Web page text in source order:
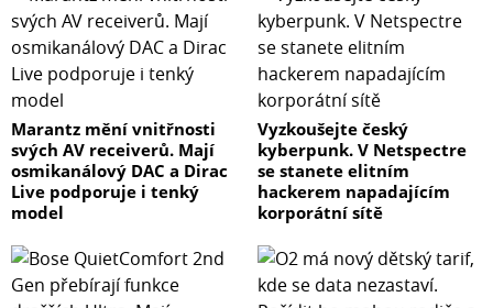
Marantz mění vnitřnosti
svých AV receiverů. Mají
osmikanálový DAC a Dirac
Live podporuje i tenký
model
Vyzkoušejte český
kyberpunk. V Netspectre
se stanete elitním
hackerem napadajícím
korporátní sítě